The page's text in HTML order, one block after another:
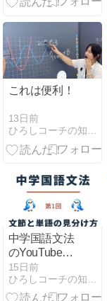
これは便利！
13日前
ひろしコーチの知恵袋
中学国語文法
のYouTube動
画が出来上が
りました！
15日前
ひろしコーチの知恵袋